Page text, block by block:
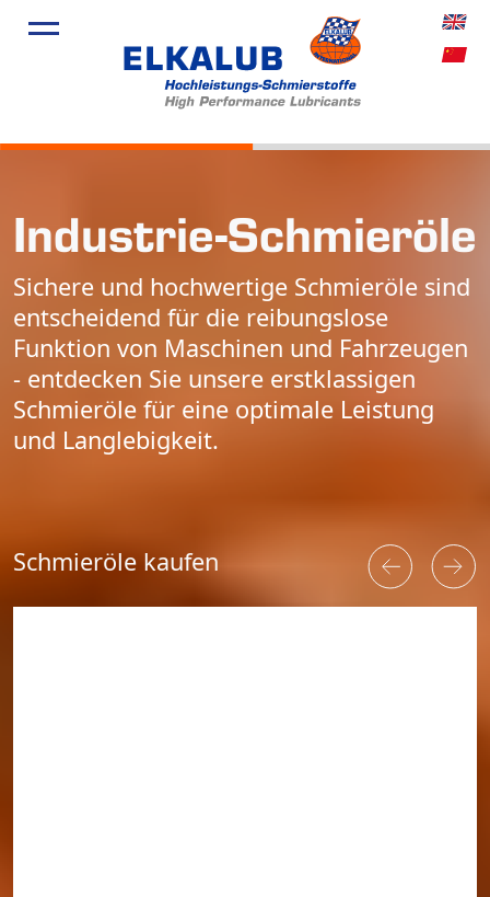
Industrie-Schmier­öle
Sichere und hochwertige Schmieröle sind
entscheidend für die reibungslose
Funktion von Maschinen und Fahrzeugen
- entdecken Sie unsere erstklassigen
Schmieröle für eine optimale Leistung
und Langlebigkeit.
Schmieröle kaufen
Produkte
Service
Aktuelles